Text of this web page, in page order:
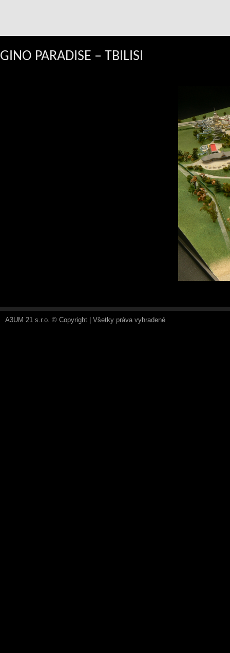
GINO PARADISE – TBILISI
A3UM 21 s.r.o. © Copyright | Všetky práva vyhradené